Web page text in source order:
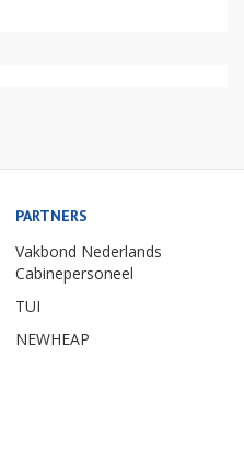
PARTNERS
Vakbond Nederlands
Cabinepersoneel
TUI
NEWHEAP